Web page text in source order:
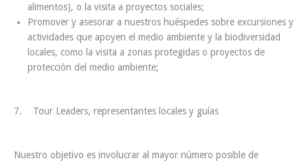
alimentos), o la visita a proyectos sociales;
Promover y asesorar a nuestros huéspedes sobre excursiones y
actividades que apoyen el medio ambiente y la biodiversidad
locales, como la visita a zonas protegidas o proyectos de
protección del medio ambiente;
7. Tour Leaders, representantes locales y guías
Nuestro objetivo es involucrar al mayor número posible de